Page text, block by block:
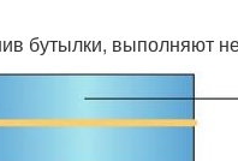
бутылки, выполняют